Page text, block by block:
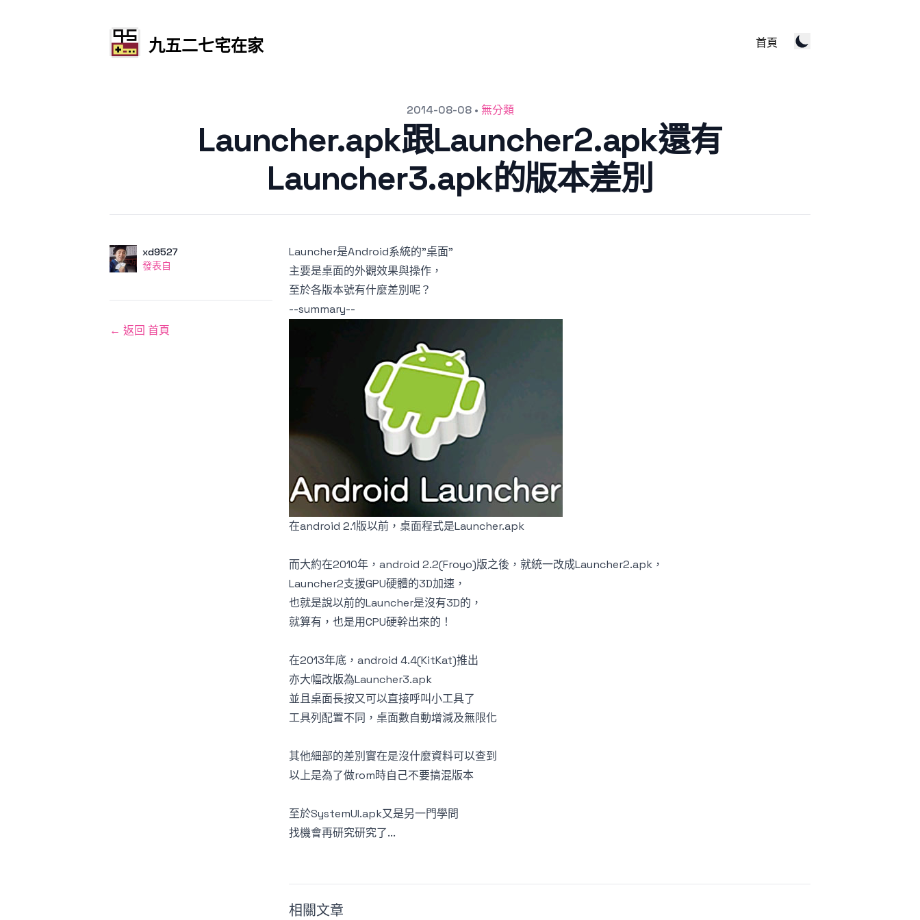
九五二七宅在家 首頁
2014-08-08• 無分類
Launcher.apk跟Launcher2.apk還有
Launcher3.apk的版本差別
作者 使用者
xd9527
發表自
發表自
Launcher是Android系統的"桌面"
主要是桌面的外觀效果與操作，
至於各版本號有什麼差別呢？
--summary--
在android 2.1版以前，桌面程式是Launcher.apk
而大約在2010年，android 2.2(Froyo)版之後，就統一改成Launcher2.apk，
Launcher2支援GPU硬體的3D加速，
也就是說以前的Launcher是沒有3D的，
就算有，也是用CPU硬幹出來的！
在2013年底，android 4.4(KitKat)推出
亦大幅改版為Launcher3.apk
並且桌面長按又可以直接呼叫小工具了
工具列配置不同，桌面數自動增減及無限化
其他細部的差別實在是沒什麼資料可以查到
以上是為了做rom時自己不要搞混版本
至於SystemUI.apk又是另一門學問
找機會再研究研究了...
相關文章
← 返回 首頁